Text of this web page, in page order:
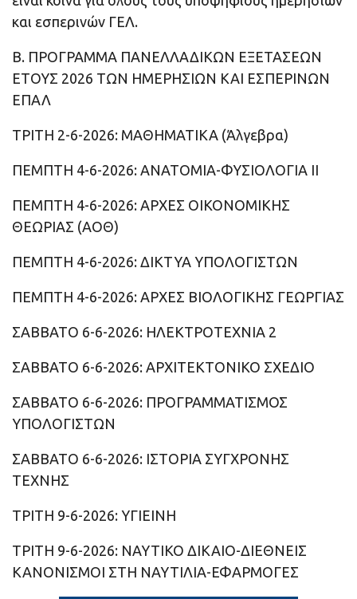
και εσπερινών ΓΕΛ.
Β. ΠΡΟΓΡΑΜΜΑ ΠΑΝΕΛΛΑΔΙΚΩΝ ΕΞΕΤΑΣΕΩΝ
ΕΤΟΥΣ 2026 ΤΩΝ ΗΜΕΡΗΣΙΩΝ ΚΑΙ ΕΣΠΕΡΙΝΩΝ
ΕΠΑΛ
ΤΡΙΤΗ 2-6-2026: ΜΑΘΗΜΑΤΙΚΑ (Άλγεβρα)
ΠΕΜΠΤΗ 4-6-2026: ΑΝΑΤΟΜΙΑ-ΦΥΣΙΟΛΟΓΙΑ II
ΠΕΜΠΤΗ 4-6-2026: ΑΡΧΕΣ ΟΙΚΟΝΟΜΙΚΗΣ
ΘΕΩΡΙΑΣ (ΑΟΘ)
ΠΕΜΠΤΗ 4-6-2026: ΔΙΚΤΥΑ ΥΠΟΛΟΓΙΣΤΩΝ
ΠΕΜΠΤΗ 4-6-2026: ΑΡΧΕΣ ΒΙΟΛΟΓΙΚΗΣ ΓΕΩΡΓΙΑΣ
ΣΑΒΒΑΤΟ 6-6-2026: ΗΛΕΚΤΡΟΤΕΧΝΙΑ 2
ΣΑΒΒΑΤΟ 6-6-2026: ΑΡΧΙΤΕΚΤΟΝΙΚΟ ΣΧΕΔΙΟ
ΣΑΒΒΑΤΟ 6-6-2026: ΠΡΟΓΡΑΜΜΑΤΙΣΜΟΣ
ΥΠΟΛΟΓΙΣΤΩΝ
ΣΑΒΒΑΤΟ 6-6-2026: ΙΣΤΟΡΙΑ ΣΥΓΧΡΟΝΗΣ
ΤΕΧΝΗΣ
ΤΡΙΤΗ 9-6-2026: ΥΓΙΕΙΝΗ
ΤΡΙΤΗ 9-6-2026: ΝΑΥΤΙΚΟ ΔΙΚΑΙΟ-ΔΙΕΘΝΕΙΣ
ΚΑΝΟΝΙΣΜΟΙ ΣΤΗ ΝΑΥΤΙΛΙΑ-ΕΦΑΡΜΟΓΕΣ